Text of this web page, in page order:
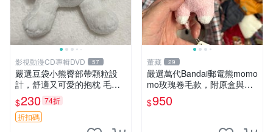
影視動漫CD專輯DVD 57
嚴選豆袋小熊臀部帶顆粒設
計，舒適又可愛的抱枕 毛絨
抱枕、臀部按摩、坐墊
$230 74折
折扣碼
董藏 29
嚴選萬代Bandai郵電熊momo
mo玫瑰卷毛款，附原盒與吊
牌，粉嫩可愛入手即柔軟～
玫瑰卷毛 郵電熊 正品
$950